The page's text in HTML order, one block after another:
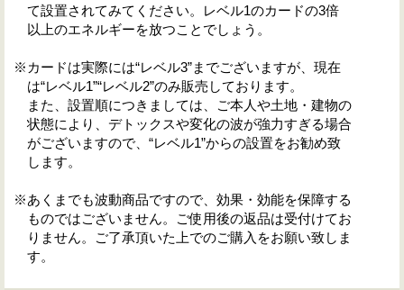
て設置されてみてください。レベル1のカードの3倍
以上のエネルギーを放つことでしょう。
※カードは実際には“レベル3”までございますが、現在
は“レベル1”“レベル2”のみ販売しております。
また、設置順につきましては、ご本人や土地・建物の
状態により、デトックスや変化の波が強力すぎる場合
がございますので、“レベル1”からの設置をお勧め致
します。
※あくまでも波動商品ですので、効果・効能を保障する
ものではございません。ご使用後の返品は受付けてお
りません。ご了承頂いた上でのご購入をお願い致しま
す。